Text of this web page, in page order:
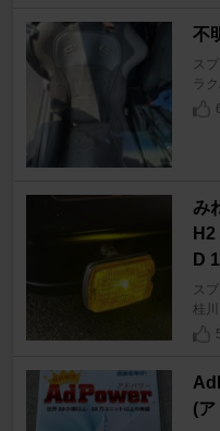
不
ス
ラ
み
D
ス
桂
(ア